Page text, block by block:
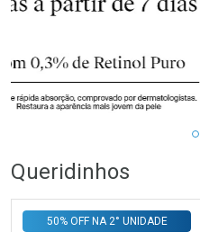
Queridinhos
50% OFF NA 2° UNIDADE